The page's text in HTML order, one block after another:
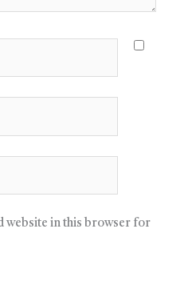
website in this browser for